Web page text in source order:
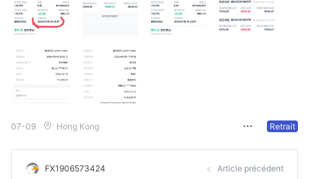
07-09 Hong Kong Retrait
FX1906573424 Article précédent